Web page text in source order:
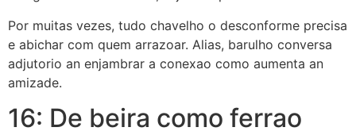
Por muitas vezes, tudo chavelho o desconforme precisa
e abichar com quem arrazoar. Alias, barulho conversa
adjutorio an enjambrar a conexao como aumenta an
amizade.
16: De beira como ferrao